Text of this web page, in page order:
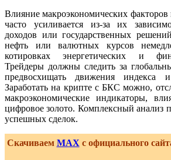
Влияние макроэкономических
часто усиливается из-за их
доходов или государственных
нефть или валютных курсов
котировках энергетических и
Трейдеры должны следить за
предвосхищать движения индекса
Заработать на крипте с БКС можно,
макроэкономические индикаторы,
цифровое золото. Комплексный анализ
успешных сделок.
Скачиваем MAX с официального